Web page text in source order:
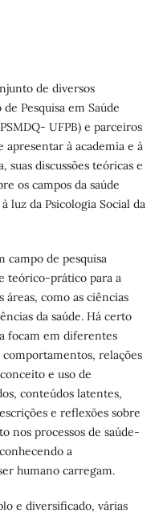
de diversos
Pesquisa em Saúde
UFPB) e parceiros
à academia e à
suas discussões teóricas e
os campos da saúde
luz da Psicologia Social da
campo de pesquisa
teórico-prático para a
áreas, como as ciências
da saúde. Há certo
focam em diferentes
comportamentos, relações
e uso de
conteúdos latentes,
e reflexões sobre
nos processos de saúde-
a
humano carregam.
e diversificado, várias